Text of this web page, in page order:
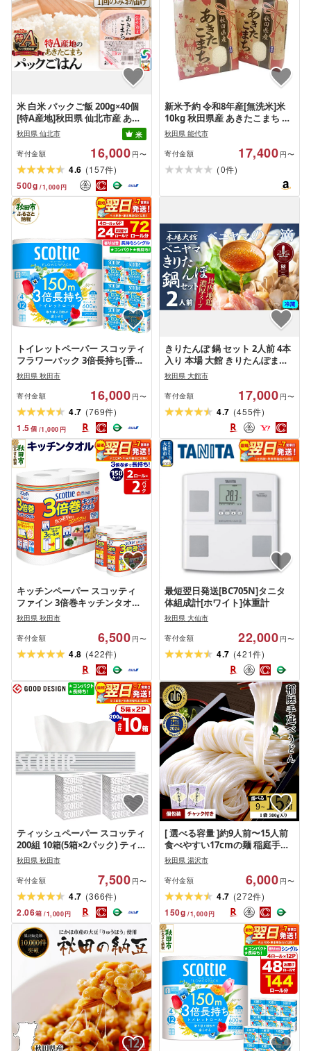
米 白米 パックご飯 200g×40個
[特A産地]秋田県 仙北市産 あき
たこまち パックごはん[ パック
ご飯 パックライス ご飯 ご飯パ
ック ごはんパック パック レト
ルト 米]
秋田県 仙北市
米
寄付金額
16,000 円〜
4.6 (157件)
500g /1,000円
新米予約 令和8年産[無洗米]米
10kg 秋田県産 あきたこまち 厳
選米 (5kg×2袋)
秋田県 能代市
寄付金額 17,400 円〜
(0件)
トイレットペーパー スコッティ
フラワーパック 3倍長持ち[香り
付]4ロール(シングル)×6パック
秋田市オリジナル 最短翌日発送
[スコッティ フラワーパック ト
イレットペーパー 日本製紙クレ
シア 新生活]
秋田県 秋田市
寄付金額 16,000 円〜
4.7 (769件)
1.5個 /1,000 円
きりたんぽ 鍋 セット 2人前 4本
入り 本場 大館 きりたんぽまつ
り2年連続グランプリ受賞 あき
たこまち 比内地鶏 ストレート
スープ 濃厚 カット野菜 郷土料
理 簡単 土産 東北 秋田 せり セリ
ベニヤマきりたんぽ工房
秋田県 大館市
寄付金額 17,000 円〜
4.7 (455件)
キッチンペーパー スコッティ
ファイン 3倍巻キッチンタオル
150カット 2ロール×2パック 秋
田市オリジナル 最短翌日発送
[スコッティ キッチンペーパー
日本製紙クレシア]
秋田県 秋田市
寄付金額 6,500 円〜
4.8 (422件)
最短翌日発送[BC705N]タニタ
体組成計[ホワイト]体重計
秋田県 大仙市
寄付金額 22,000 円〜
4.7 (421件)
ティッシュペーパー スコッティ
200組 10箱(5箱×2パック) ティッ
シュ 秋田市オリジナル 最短翌
日発送 [ティッシュ ボックステ
ィッシュ スコッティ(SCOTTIE)
スコッティティシュー 新生活]
秋田県 秋田市
寄付金額 7,500 円〜
4.7 (366件)
2.06箱 /1,000円
[ 選べる容量 ]約9人前〜15人前
食べやすい17cmの麺 稲庭手延
うどん 300g×3袋〜5袋 900g〜
1.5kg 国産 小麦粉 チャック付き
ふるさと納税 うどん ふるさと
納税 稲庭うどん 秋田県 人気 ラ
ンキング 稲庭干饂飩 乾麺 麺 [稲
庭手延製麺(株)][M0901]
秋田県 湯沢市
寄付金額 6,000 円〜
4.7 (272件)
150g /1,000円